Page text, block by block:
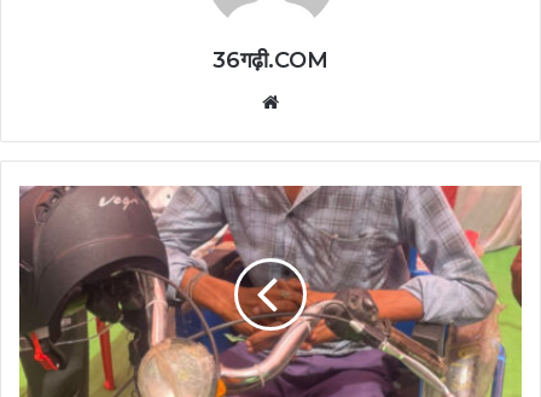
36गढ़ी.COM